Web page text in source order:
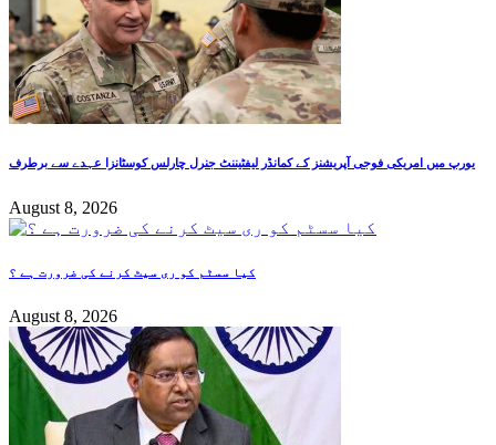
یورپ میں امریکی فوجی آپریشنز کے کمانڈر لیفٹیننٹ جنرل چارلس کوسٹانزا عہدے سے برطرف
August 8, 2026
کیا سسٹم کو ری سیٹ کرنے کی ضرورت ہے ؟
August 8, 2026